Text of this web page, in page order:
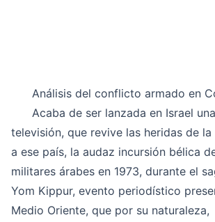
Análisis del conflicto armado en
Acaba de ser lanzada en Israel
televisión, que revive las heridas de
a ese país, la audaz incursión bélica
militares árabes en 1973, durante el
Yom Kippur, evento periodístico
Medio Oriente, que por su